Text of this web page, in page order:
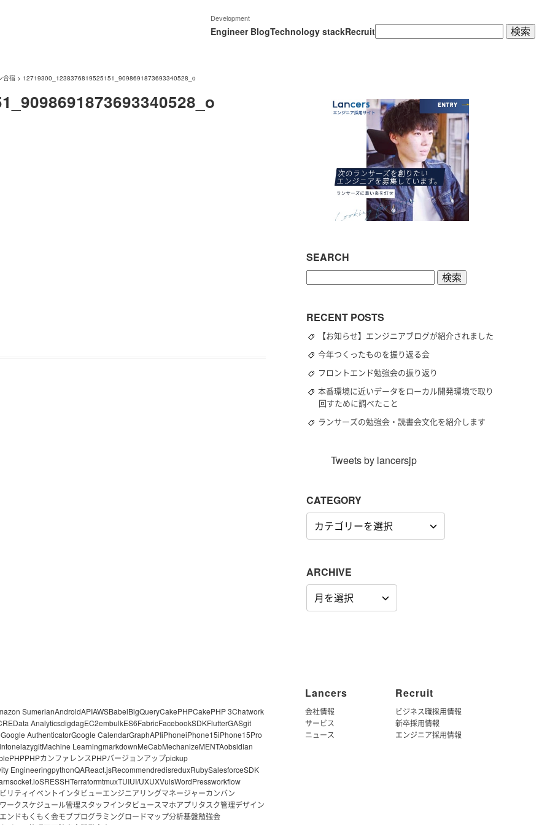
Development
Engineer BlogTechnology stackRecruit検
索:
合宿 > 12719300_1238376819525151_9098691873693340528_o
SEARCH
RECENT POSTS
【お知らせ】エンジニアブログが紹介されました
今年つくったものを振り返る会
フロントエンド勉強会の振り返り
本番環境に近いデータをローカル開発環境で取り
回すために調べたこと
ランサーズの勉強会・読書会文化を紹介します
Tweets by lancersjp
CATEGORY
CATEGORY
ARCHIVE
ARCHIVE
SumerianAndroidAPIAWSBabelBigQueryCakePHPCakePHP 3Chatwork
Data AnalyticsdigdagEC2embulkES6FabricFacebookSDKFlutterGASgit
Google AuthenticatorGoogle CalendarGraphAPIiPhoneiPhone15iPhone15Pro
lazygitMachine LearningmarkdownMeCabMechanizeMENTAobsidian
PHPPHPカンファレンスPHPバージョンアップpickup
EngineeringpythonQAReact.jsRecommendredisreduxRubySalesforceSDK
socket.ioSRESSHTerraformtmuxTUIUI/UXUXVulsWordPressworkflow
リティ イベントインタビューエンジニアリングマネージャーカンバン
ークスケジュール管理スタッフインタビュースマホアプリタスク管理デザイン
ンドもくもく会モブプログラミングロードマップ分析基盤勉強会
Lancers
会社情報
サービス
ニュース
Recruit
ビジネス職採用情報
新卒採用情報
エンジニア採用情報